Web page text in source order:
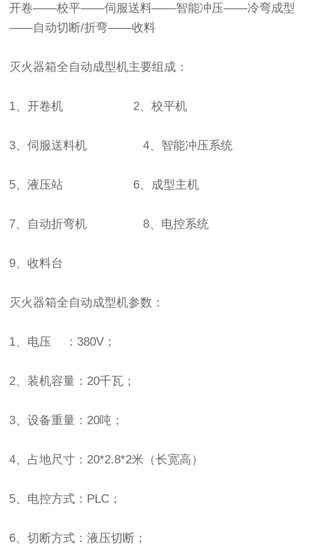
开卷——校平——伺服送料——智能冲压——冷弯成型
——自动切断/折弯——收料
灭火器箱全自动成型机主要组成：
1、开卷机 2、校平机
3、伺服送料机 4、智能冲压系统
5、液压站 6、成型主机
7、自动折弯机 8、电控系统
9、收料台
灭火器箱全自动成型机参数：
1、电压 ：380V；
2、装机容量：20千瓦；
3、设备重量：20吨；
4、占地尺寸：20*2.8*2米（长宽高）
5、电控方式：PLC；
6、切断方式：液压切断；